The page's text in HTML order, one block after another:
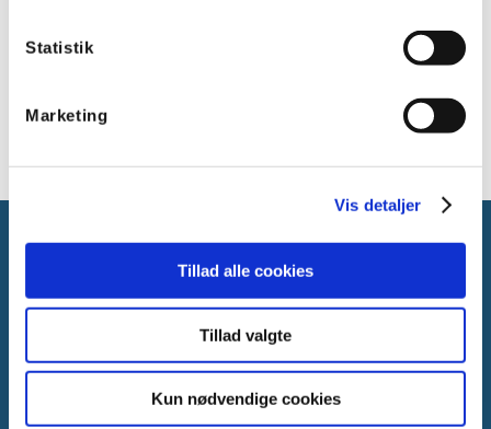
Statistik
Marketing
Vis detaljer
Tillad alle cookies
Tillad valgte
Kun nødvendige cookies
USB kabel og ESA2/ESA Pro 2 software.
2605 Brøndby, Danmark
CVR: DK-25695801